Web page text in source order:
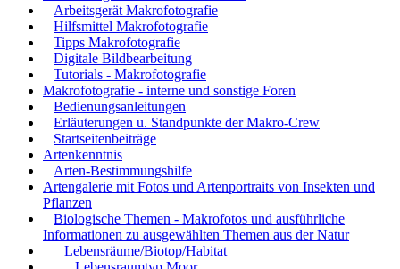
Arbeitsgerät Makrofotografie
Hilfsmittel Makrofotografie
Tipps Makrofotografie
Digitale Bildbearbeitung
Tutorials - Makrofotografie
Makrofotografie - interne und sonstige Foren
Bedienungsanleitungen
Erläuterungen u. Standpunkte der Makro-Crew
Startseitenbeiträge
Artenkenntnis
Arten-Bestimmungshilfe
Artengalerie mit Fotos und Artenportraits von Insekten und
Pflanzen
Biologische Themen - Makrofotos und ausführliche
Informationen zu ausgewählten Themen aus der Natur
Lebensräume/Biotop/Habitat